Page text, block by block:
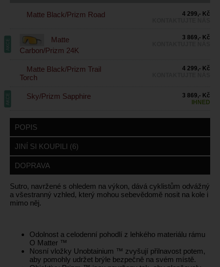
Matte Black/Prizm Road
4 299,- Kč
AKCE
Matte
Carbon/Prizm 24K
3 869,- Kč
Matte Black/Prizm Trail
Torch
4 299,- Kč
AKCE Sky/Prizm Sapphire
3 869,- Kč
IHNED
POPIS
JINÍ SI KOUPILI (6)
DOPRAVA
Sutro, navržené s ohledem na výkon, dává cyklistům odvážný
a všestranný vzhled, který mohou sebevědomě nosit na kole i
mimo něj.
Odolnost a celodenní pohodlí z lehkého materiálu rámu
O Matter ™
Nosní vložky Unobtainium ™ zvyšují přilnavost potem,
aby pomohly udržet brýle bezpečně na svém místě.